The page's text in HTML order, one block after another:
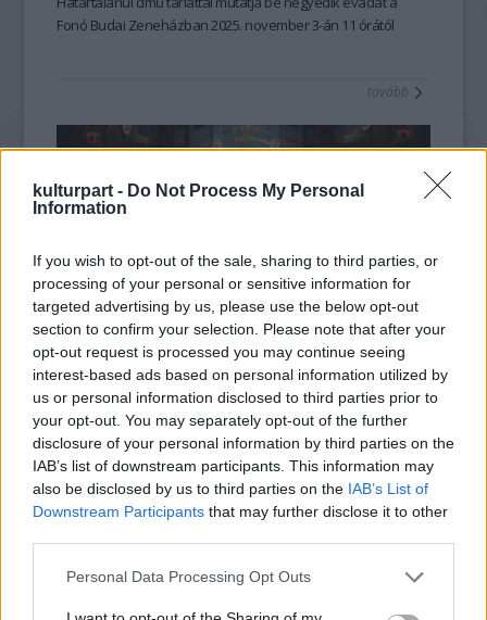
kulturpart - Do Not Process My Personal
Information
If you wish to opt-out of the sale, sharing to third parties, or
processing of your personal or sensitive information for
targeted advertising by us, please use the below opt-out
section to confirm your selection. Please note that after your
opt-out request is processed you may continue seeing
interest-based ads based on personal information utilized by
us or personal information disclosed to third parties prior to
your opt-out. You may separately opt-out of the further
disclosure of your personal information by third parties on the
IAB’s list of downstream participants. This information may
also be disclosed by us to third parties on the IAB’s List of
Downstream Participants that may further disclose it to other
Please note that this website/app uses one or more Google
Personal Data Processing Opt Outs
Fonó Budai Zeneházban2025. november 3-án 11 órától
Papp Kornél
Vasúttörténeti Parkban
készültek. A társulat jelmezeiből is
megszokhattuk, a társulat tagjai lendületes élő táncképekkel
is színesítik az eseményt.
melyet Kányádi Sándor Előhang
című verséből választottak:
vannak vidékek viselem
akár a bőrt a testemen
meggyötörten is gyönyörű
tájak ahol a keserű
számban édessé ízesül
vannak vidékek legbelül”
A társulat 17 előadást tart
repertoáron minden korosztályt
megcélozva. Az előző évadban 7 új előadást mutattak be,
idén ezek továbbjátszása van fókuszban. A Bernarda
ballada
friss szereposztással születik újjá, aTaven Baxtale! -
Legyetek szerencsések!
és
Tántorgók – a hazát elhagyók
továbbra is a társulat legnépszerűbb produkciói.
A társulat kiemelt küldetése atehetséggondozás, három
különböző városban (Győr, Szentendre, Budapest) vezetnek
tovább
Dupla jubileumi koncert: SoNoRo 20 & FAB
10
2025. 10. 21. |Kultúrpart
A Kelemen Barnabás és Kokas Katalin hegedűművész-
házaspár által alapított Fesztivál Akadémia Budapest 2025-
ben ünnepelte 10. évfordulóját. 2025 azonban nemcsak a
FAB, hanem stratégiai
partnere, a romániai SoNoRo életében
is mérföldkő, hiszen a Razvan Popovici brácsaművész
általvezetett partnerfesztivál idén ünnepli 20 éves
fennállását.
tovább